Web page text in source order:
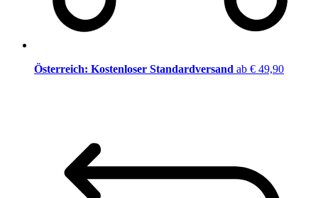
Österreich: Kostenloser Standardversand ab € 49,90